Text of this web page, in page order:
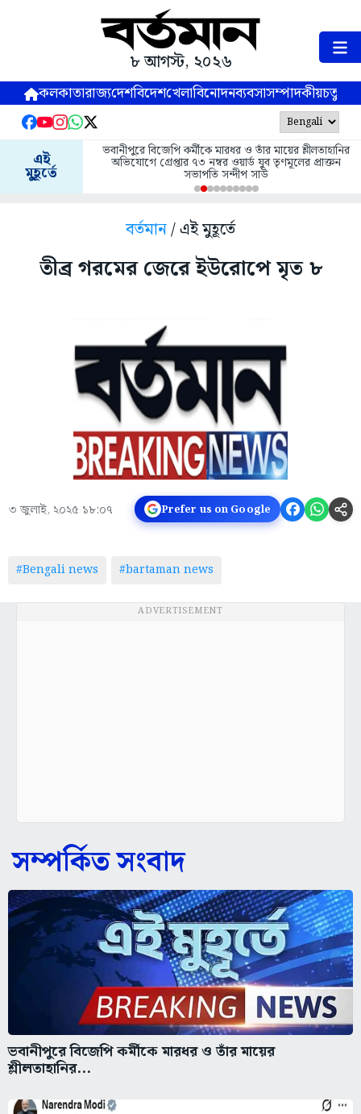
৮ আগস্ট, ২০২৬
কলকাতারাজ্যদেশবিদেশখেলাবিনোদনব্যবসাসম্পাদকীয়
এই
মুহূর্তে
ভবানীপুরে বিজেপি কর্মীকে মারধর ও তাঁর মায়ের শ্লীলতাহানির
অভিযোগে গ্রেপ্তার ৭৩ নম্বর ওয়ার্ড যুব তৃণমূলের প্রাক্তন
সভাপতি সন্দীপ সাউ
বর্তমান/ এই মুহূর্তে
তীব্র গরমের জেরে ইউরোপে মৃত ৮
৩ জুলাই, ২০২৫ ১৮:০৭ Prefer us on Google
#Bengali news #bartaman news
ADVERTISEMENT
সম্পর্কিত সংবাদ
ভবানীপুরে বিজেপি কর্মীকে মারধর ও তাঁর মায়ের
শ্লীলতাহানির...